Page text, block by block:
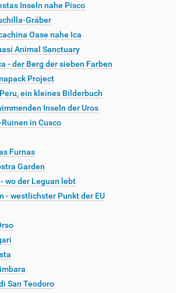
Inseln nahe Pisco
Gräber
Oase nahe Ica
Animal Sanctuary
- der Berg der sieben Farben
Project
ein kleines Bilderbuch
Inseln der Uros
in Cusco
Furnas
Garden
wo der Leguan lebt
- westlichster Punkt der EU
San Teodoro